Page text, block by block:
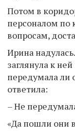
Потом в
персоналом по
вопросам,
Ирина
заглянула к
передумала ли
ответила:
– Не
«Да пошли они